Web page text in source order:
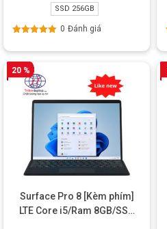
SSD 256GB
0 Đánh giá
20 %
Surface Pro 8 [Kèm phím]
LTE Core i5/Ram 8GB/SSD